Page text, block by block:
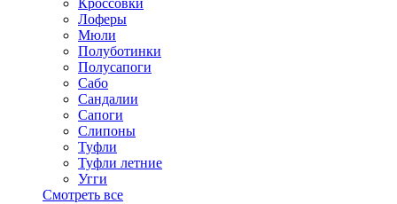
Кроссовки
Лоферы
Мюли
Полуботинки
Полусапоги
Сабо
Сандалии
Сапоги
Слипоны
Туфли
Туфли летние
Угги
Смотреть все